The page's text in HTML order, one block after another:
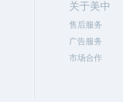
关于美中
售后服务
广告服务
市场合作